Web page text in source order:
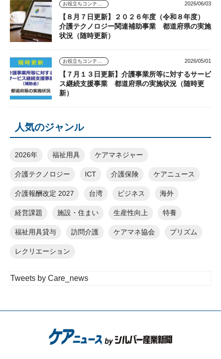
お役立ちコンテンツ 2026/06/03
【８月７日更新】２０２６年度（令和８年度）
介護テクノロジー関連補助事業 都道府県の実施
状況（随時更新）
お役立ちコンテンツ 2026/05/01
【７月１３日更新】介護事業所等に対するサービ
ス継続支援事業 都道府県の実施状況（随時更
新）
人気のジャンル
2026年 福祉用具 ケアマネジャー
介護テクノロジー ICT 介護保険 ケアニュース
介護報酬改定 2027 台湾 ビジネス 海外
経営課題 施設・住まい 生産性向上 特養
福祉用具貸与 訪問介護 ケアマネ協会 プリズム
レクリエーション
Tweets by Care_news